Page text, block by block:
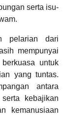
serta isu-
pelarian dari
mempunyai
untuk
yang tuntas.
antara
kebajikan
kemanusiaan